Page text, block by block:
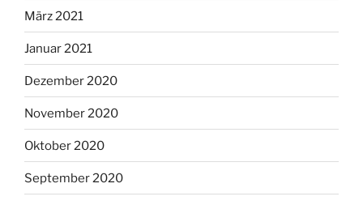
März 2021
Januar 2021
Dezember 2020
November 2020
Oktober 2020
September 2020